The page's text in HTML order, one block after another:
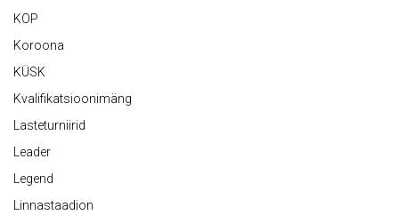
KOP
Koroona
KÜSK
Kvalifikatsioonimäng
Lasteturniirid
Leader
Legend
Linnastaadion